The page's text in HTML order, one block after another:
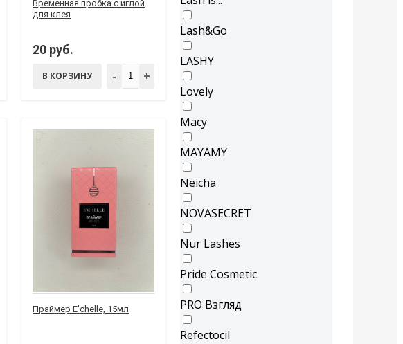
Lash&Go
LASHY
Lovely
Macy
MAYAMY
Neicha
NOVASECRET
Nur Lashes
Pride Cosmetic
PRO Взгляд
Refectocil
Временная пробка с иглой
для клея
20 руб.
- +
В КОРЗИНУ
Праймер E'chelle, 15мл